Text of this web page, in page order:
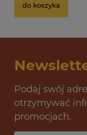
do koszyka
Podaj swój
otrzymywać
promocjach.